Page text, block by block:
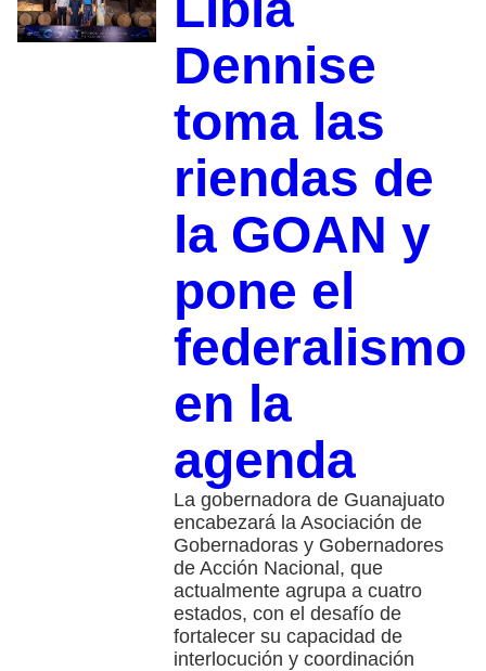
Dennise
toma las
riendas de
la GOAN y
pone el
federalismo
en la
agenda
La gobernadora de Guanajuato
encabezará la Asociación de
Gobernadoras y Gobernadores
de Acción Nacional, que
actualmente agrupa a cuatro
estados, con el desafío de
fortalecer su capacidad de
interlocución y coordinación